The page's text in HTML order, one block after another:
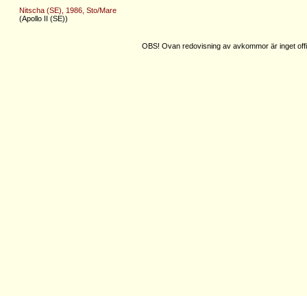
Nitscha (SE), 1986, Sto/Mare
(Apollo II (SE))
OBS! Ovan redovisning av avkommor är inget